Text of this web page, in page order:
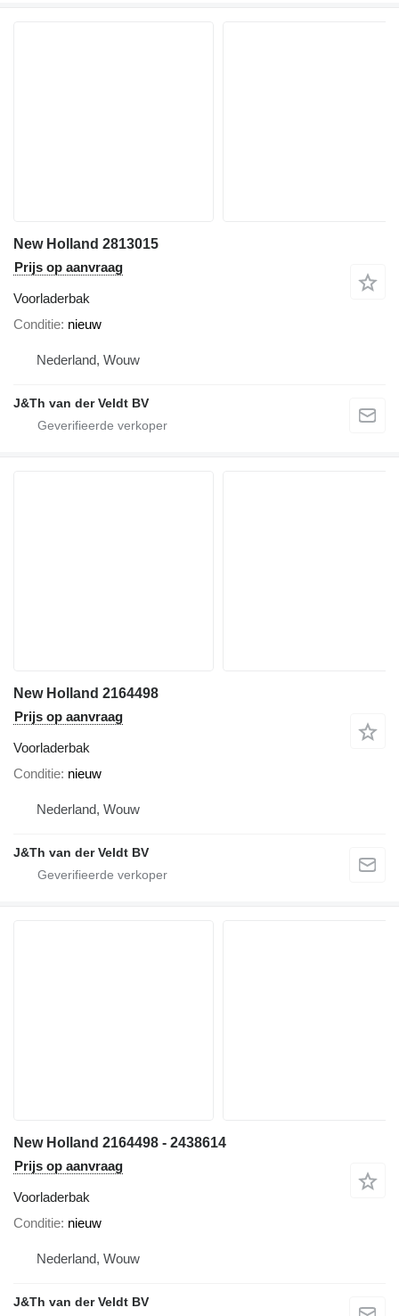
New Holland 2813015
Prijs op aanvraag
Voorladerbak
Conditie nieuw
Nederland, Wouw
J&Th van der Veldt BV
New Holland 2164498
Prijs op aanvraag
Voorladerbak
Conditie nieuw
Nederland, Wouw
J&Th van der Veldt BV
New Holland 2164498 - 2438614
Prijs op aanvraag
Voorladerbak
Conditie nieuw
Nederland, Wouw
J&Th van der Veldt BV